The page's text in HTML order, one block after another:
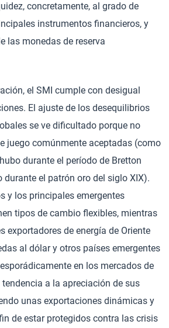
concretamente, al grado de
instrumentos financieros, y
las monedas de reserva
el SMI cumple con desigual
El ajuste de los desequilibrios
se ve dificultado porque no
juego comúnmente aceptadas (como
durante el período de Bretton
durante el patrón oro del siglo XIX).
y los principales emergentes
tipos de cambio flexibles, mientras
exportadores de energía de Oriente
al dólar y otros países emergentes
en los mercados de
a la apreciación de sus
unas exportaciones dinámicas y
de estar protegidos contra las crisis